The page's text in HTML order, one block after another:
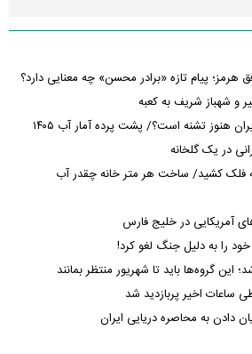
هرمز؛ پیام تازه «برادر محسن» چه معنایی دارد؟
و شهباز شریف به کعبه
هنوز تشنه است؟/ پشت پرده آمار آب ۱۴۰۵
در یک گلخانه
کشید/ ساخت هر متر خانه چقدر آب
آمریکایی در خلیج فارس
را به دلیل جنگ لغو کرد!
این گروه‌ها باید تا شهریور منتظر بمانند
ساعات اخیر پربازدید شد
دادن به محاصره دریایی ایران